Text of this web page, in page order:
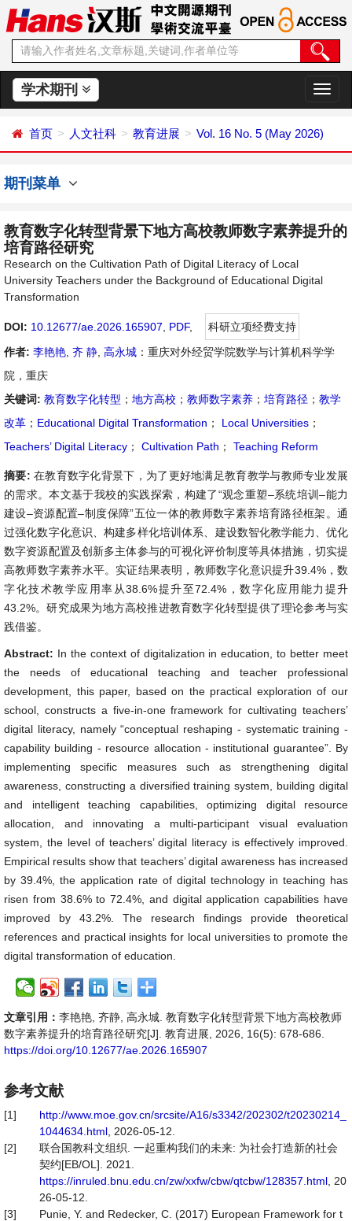
学术期刊
切
换
航
首页 人文社科 教育进展 Vol. 16 No. 5 (May 2026)
期刊菜单
教育数字化转型背景下地方高校教师数字素养提升的
培育路径研究
Research on the Cultivation Path of Digital Literacy of Local
University Teachers under the Background of Educational Digital
Transformation
DOI: 10.12677/ae.2026.165907 PDF,
科研立项经费支持
作者: 李艳艳 齐 静 高永城 ：重庆对外经贸学院数学与计算机科学学
院，重庆
关键词: 教育数字化转型 ； 地方高校 ； 教师数字素养 ； 培育路径 ； 教学
改革 ； Educational Digital Transformation ； Local Universities ；
Teachers’ Digital Literacy ； Cultivation Path ； Teaching Reform
摘要: 在教育数字化背景下，为了更好地满足教育教学与教师专业发展
的需求。本文基于我校的实践探索，构建了“观念重塑–系统培训–能力
建设–资源配置–制度保障”五位一体的教师数字素养培育路径框架。通
过强化数字化意识、构建多样化培训体系、建设数智化教学能力、优化
数字资源配置及创新多主体参与的可视化评价制度等具体措施，切实提
高教师数字素养水平。实证结果表明，教师数字化意识提升39.4%，数
字化技术教学应用率从38.6%提升至72.4%，数字化应用能力提升
43.2%。研究成果为地方高校推进教育数字化转型提供了理论参考与实
践借鉴。
Abstract: In the context of digitalization in education, to better meet
the needs of educational teaching and teacher professional
development, this paper, based on the practical exploration of our
school, constructs a five-in-one framework for cultivating teachers’
digital literacy, namely “conceptual reshaping - systematic training -
capability building - resource allocation - institutional guarantee”. By
implementing specific measures such as strengthening digital
awareness, constructing a diversified training system, building digital
and intelligent teaching capabilities, optimizing digital resource
allocation, and innovating a multi-participant visual evaluation
system, the level of teachers’ digital literacy is effectively improved.
Empirical results show that teachers’ digital awareness has increased
by 39.4%, the application rate of digital technology in teaching has
risen from 38.6% to 72.4%, and digital application capabilities have
improved by 43.2%. The research findings provide theoretical
references and practical insights for local universities to promote the
digital transformation of education.
文章引用： 李艳艳, 齐静, 高永城. 教育数字化转型背景下地方高校教师
数字素养提升的培育路径研究[J]. 教育进展, 2026, 16(5): 678-686.
https://doi.org/10.12677/ae.2026.165907
参考文献
[1]
http://www.moe.gov.cn/srcsite/A16/s3342/202302/t20230214_
1044634.html , 2026-05-12.
[2]
联合国教科文组织. 一起重构我们的未来: 为社会打造新的社会
契约[EB/OL]. 2021.
https://inruled.bnu.edu.cn/zw/xxfw/cbw/qtcbw/128357.html , 20
26-05-12.
[3]
Punie, Y. and Redecker, C. (2017) European Framework for t